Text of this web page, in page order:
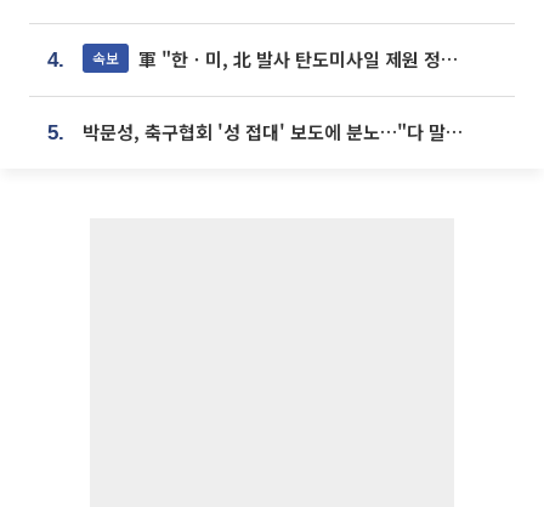
4. 속보 軍 "한ㆍ미, 北 발사 탄도미사일 제원 정밀분석 중"
5. 박문성, 축구협회 '성 접대' 보도에 분노…"다 말아먹으려고 작정했나"